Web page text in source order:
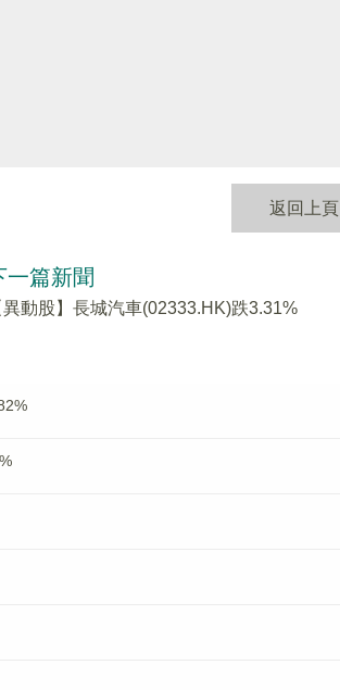
返回上頁
一篇新聞
異動股】長城汽車(02333.HK)跌3.31%